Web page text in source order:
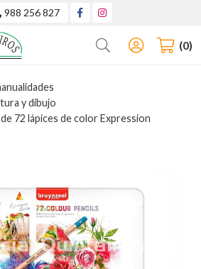
988 256 827
Buscar 0
y dibujo
72 lápices de color Expression